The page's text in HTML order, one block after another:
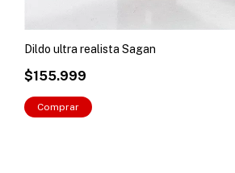
Dildo ultra realista Sagan
$155.999
Comprar